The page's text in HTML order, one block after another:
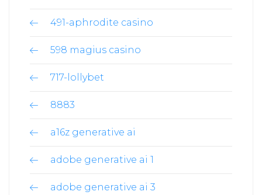
491-aphrodite casino
598 magius casino
717-lollybet
8883
a16z generative ai
adobe generative ai 1
adobe generative ai 3